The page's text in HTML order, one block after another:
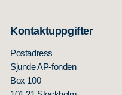
Kontaktuppgifter
Postadress
Sjunde AP-fonden
Box 100